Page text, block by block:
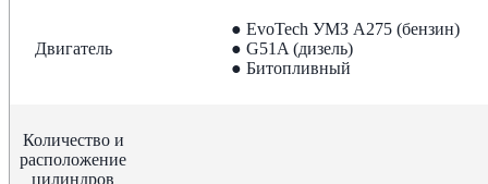
Двигатель
● EvoTech УМЗ A275 (бензин)
● G51A (дизель)
● Битопливный
Количество и
расположение
цилиндров